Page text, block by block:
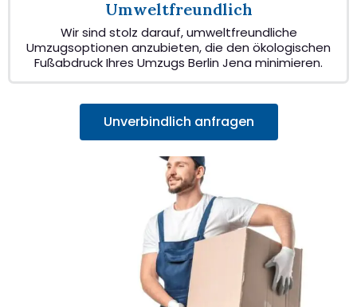
Umweltfreundlich
Wir sind stolz darauf, umweltfreundliche
Umzugsoptionen anzubieten, die den ökologischen
Fußabdruck Ihres Umzugs Berlin Jena minimieren.
Unverbindlich anfragen